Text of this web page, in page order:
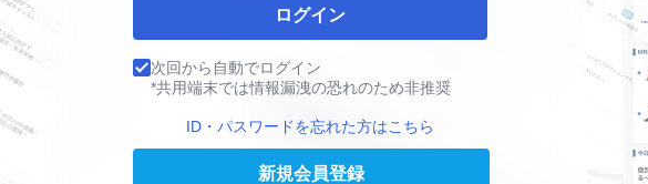
ログイン
次回から自動でログイン
*共用端末では情報漏洩の恐れのため非推奨
ID・パスワードを忘れた方はこちら
新規会員登録